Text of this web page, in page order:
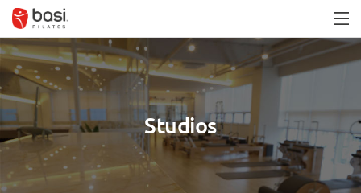
Studios